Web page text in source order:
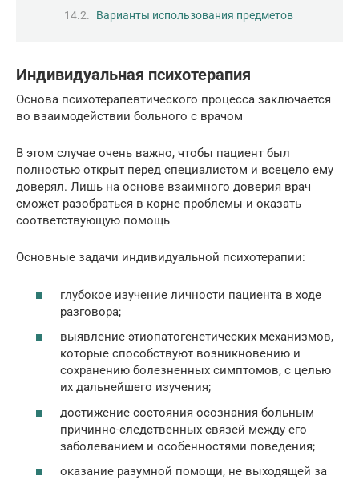
Варианты использования предметов
Индивидуальная психотерапия
Основа психотерапевтического процесса заключается
во взаимодействии больного с врачом
В этом случае очень важно, чтобы пациент был
полностью открыт перед специалистом и всецело ему
доверял. Лишь на основе взаимного доверия врач
сможет разобраться в корне проблемы и оказать
соответствующую помощь
Основные задачи индивидуальной психотерапии:
глубокое изучение личности пациента в ходе
разговора;
выявление этиопатогенетических механизмов,
которые способствуют возникновению и
сохранению болезненных симптомов, с целью
их дальнейшего изучения;
достижение состояния осознания больным
причинно-следственных связей между его
заболеванием и особенностями поведения;
оказание разумной помощи, не выходящей за